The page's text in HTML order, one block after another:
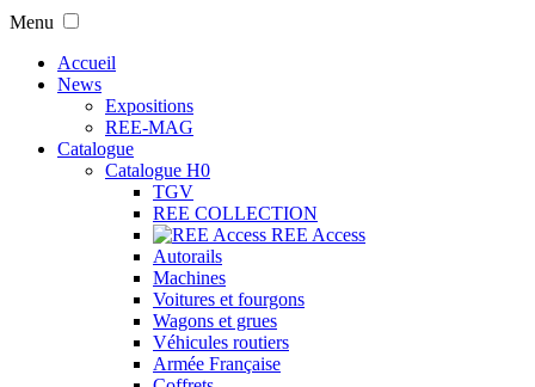
Menu
Accueil
News
Expositions
REE-MAG
Catalogue
Catalogue H0
TGV
REE COLLECTION
REE Access
Autorails
Machines
Voitures et fourgons
Wagons et grues
Véhicules routiers
Armée Française